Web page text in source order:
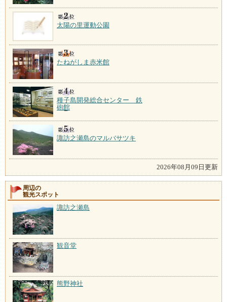
太陽の里運動公園
たねがしま赤米館
種子島開発総合センター 鉄
砲館
諏訪之瀬島のマルバサツキ
2026年08月09日更新
周辺の
観光スポット
諏訪之瀬島
観音堂
熊野神社